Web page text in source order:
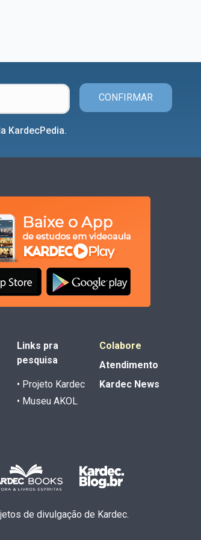
CONFIRMAR
KardecPedia.
Links pra
pesquisa
• Projeto Kardec
• Museu AKOL
Colabore
Atendimento
Kardec News
de divulgação de Kardec.